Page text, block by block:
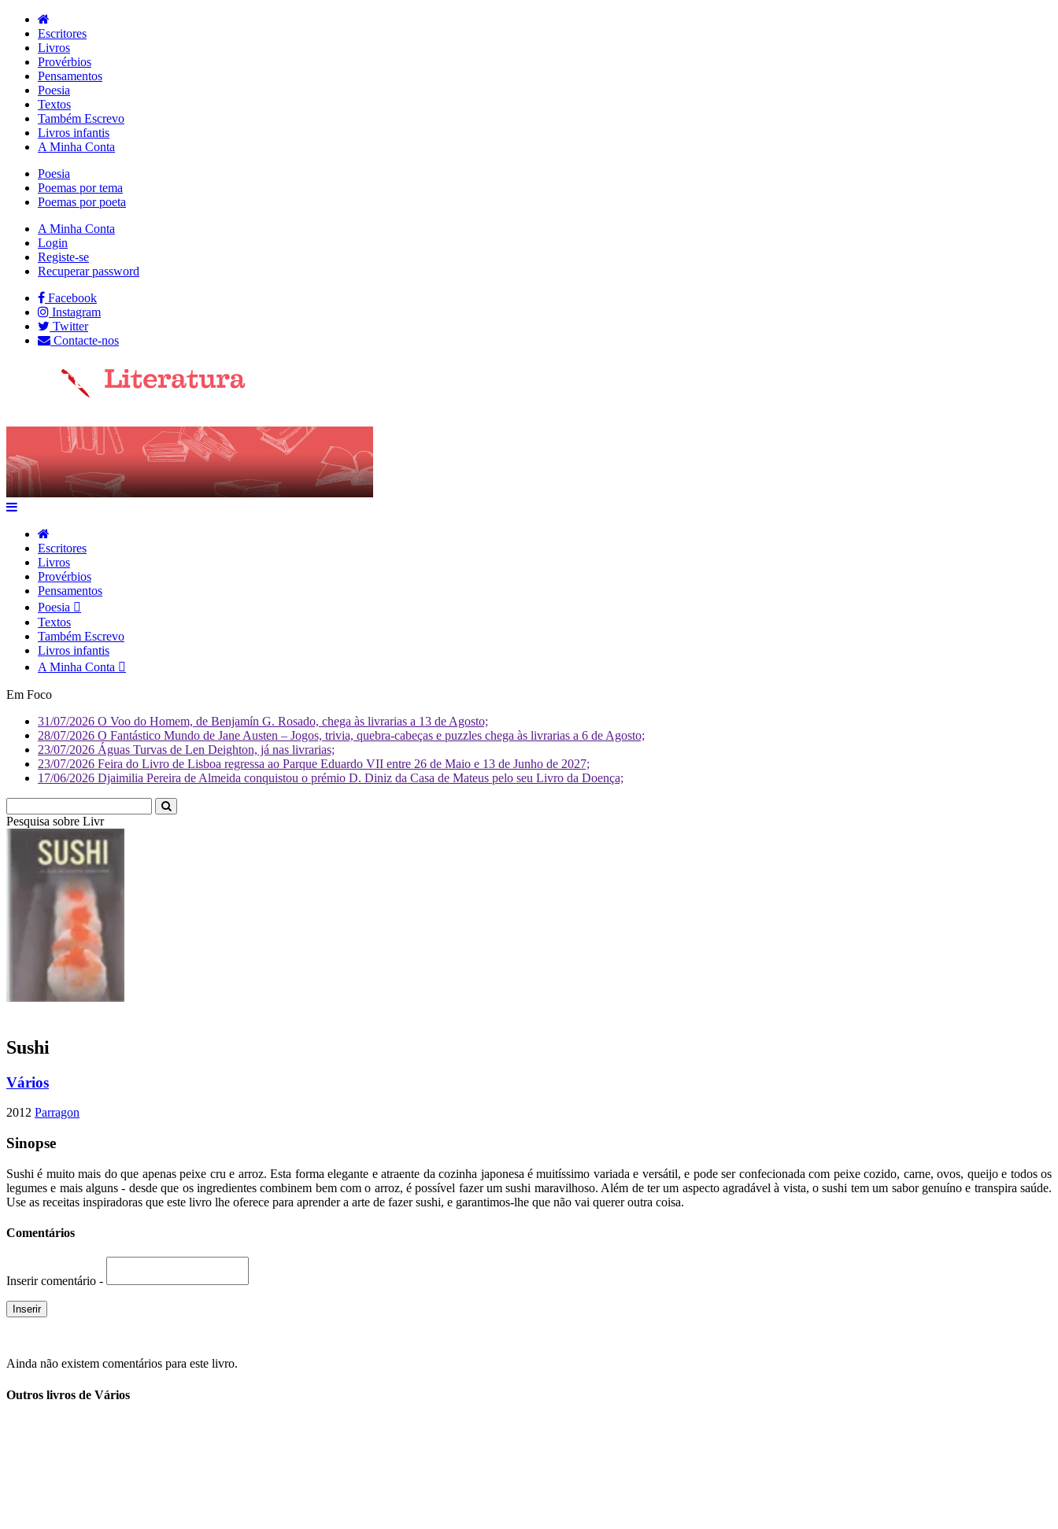
Escritores
Livros
Provérbios
Pensamentos
Poesia
Textos
Também Escrevo
Livros infantis
A Minha Conta
Poesia
Poemas por tema
Poemas por poeta
A Minha Conta
Login
Registe-se
Recuperar password
Facebook
Instagram
Twitter
Contacte-nos
Escritores
Livros
Provérbios
Pensamentos
Poesia
Textos
Também Escrevo
Livros infantis
A Minha Conta
Em Foco
31/07/2026 O Voo do Homem, de Benjamín G. Rosado, chega às livrarias a 13 de Agosto;
28/07/2026 O Fantástico Mundo de Jane Austen – Jogos, trivia, quebra-cabeças e puzzles chega às livrarias a 6 de Agosto;
23/07/2026 Águas Turvas de Len Deighton, já nas livrarias;
23/07/2026 Feira do Livro de Lisboa regressa ao Parque Eduardo VII entre 26 de Maio e 13 de Junho de 2027;
17/06/2026 Djaimilia Pereira de Almeida conquistou o prémio D. Diniz da Casa de Mateus pelo seu Livro da Doença;
Pesquisa sobre Literatura
Sushi
Vários
2012 Parragon
Sinopse
Sushi é muito mais do que apenas peixe cru e arroz. Esta forma elegante e atraente da cozinha japonesa é muitíssimo variada e versátil, e pode ser confecionada com peixe cozido, carne, ovos, queijo e todos os
legumes e mais alguns - desde que os ingredientes combinem bem com o arroz, é possível fazer um sushi maravilhoso. Além de ter um aspecto agradável à vista, o sushi tem um sabor genuíno e transpira saúde.
Use as receitas inspiradoras que este livro lhe oferece para aprender a arte de fazer sushi, e garantimos-lhe que não vai querer outra coisa.
Comentários
Inserir comentário -
Ainda não existem comentários para este livro.
Outros livros de Vários